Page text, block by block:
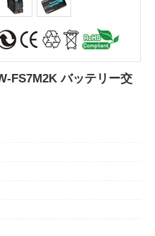
FS7M2K バッテリー交